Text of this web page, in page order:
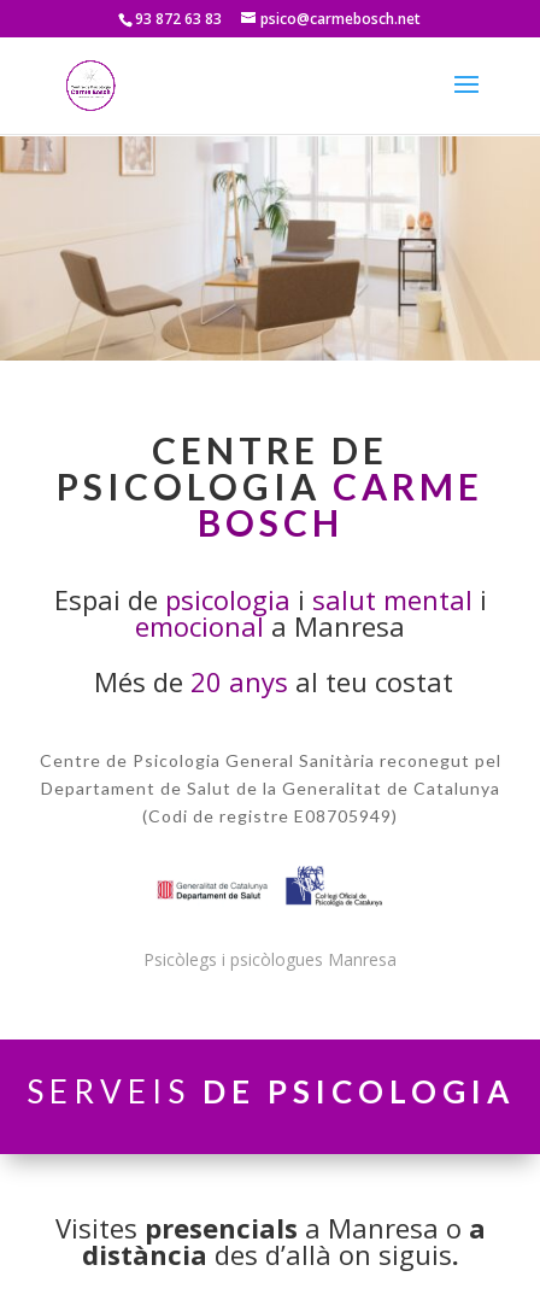
93 872 63 83 psico@carmebosch.net
CENTRE DE
PSICOLOGIA CARME
BOSCH
Espai de psicologia i salut mental i
emocionala Manresa
Més de 20 anys al teu costat
Centre de Psicologia General Sanitària reconegut pel
Departament de Salut de la Generalitat de Catalunya
(Codi de registre E08705949)
Psicòlegs i psicòlogues Manresa
SERVEIS DE PSICOLOGIA
Visites presencials a Manresa o a
distància des d’allà on siguis.